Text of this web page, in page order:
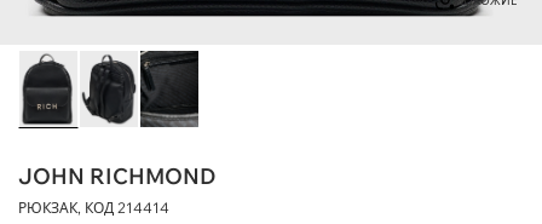
JOHN RICHMOND
РЮКЗАК, КОД 214414